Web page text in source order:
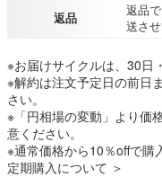
返品
返品
送さ
※お届けサイクルは、30日
※解約は注文予定日の前日
さい。
※「円相場の変動」より価
意ください。
※通常価格から10％offで購
定期購入について ＞